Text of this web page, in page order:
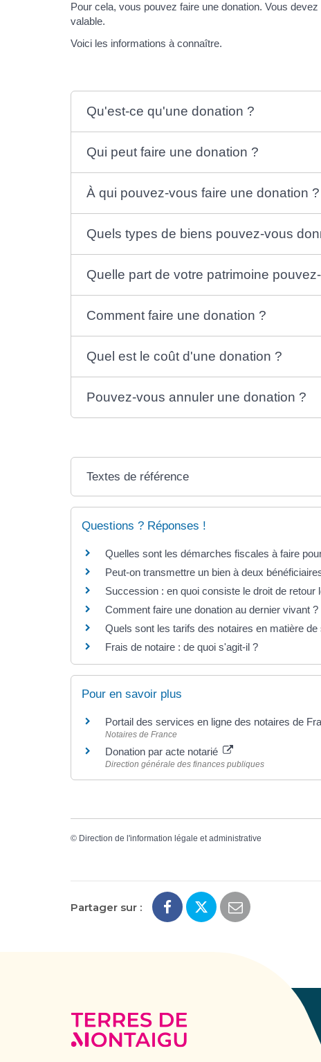
Pour cela, vous pouvez faire une donation. Vous
valable.
Voici les informations à connaître.
Qu'est-ce qu'une donation ?
Qui peut faire une donation ?
À qui pouvez-vous faire une donation ?
Quels types de biens pouvez-vous
Quelle part de votre patrimoine
Comment faire une donation ?
Quel est le coût d'une donation ?
Pouvez-vous annuler une donation ?
Textes de référence
Questions ? Réponses !
Quelles sont les démarches fiscales à faire
Peut-on transmettre un bien à deux
Succession : en quoi consiste le droit de retour
Comment faire une donation au dernier vivant ?
Quels sont les tarifs des notaires en matière
Frais de notaire : de quoi s'agit-il ?
Pour en savoir plus
Portail des services en ligne des notaires de
Notaires de France
Donation par acte notarié
Direction générale des finances publiques
© Direction de l'information légale et administrative
Partager sur :